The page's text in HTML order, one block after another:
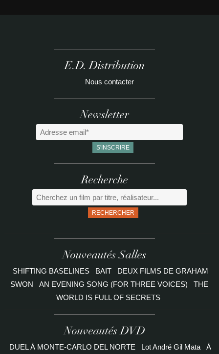
E.D. Distribution
Nous contacter
Newsletter
Recherche
RECHERCHER
Nouveautés Salles
SHIFTING BASELINES BAIT
DEUX FILMS DE GRAHAM
SWON
AN EVENING SONG (FOR THREE VOICES)
THE
WORLD IS FULL OF SECRETS
Nouveautés DVD
DUEL À MONTE-CARLO DEL NORTE Lot André Gil Mata
À